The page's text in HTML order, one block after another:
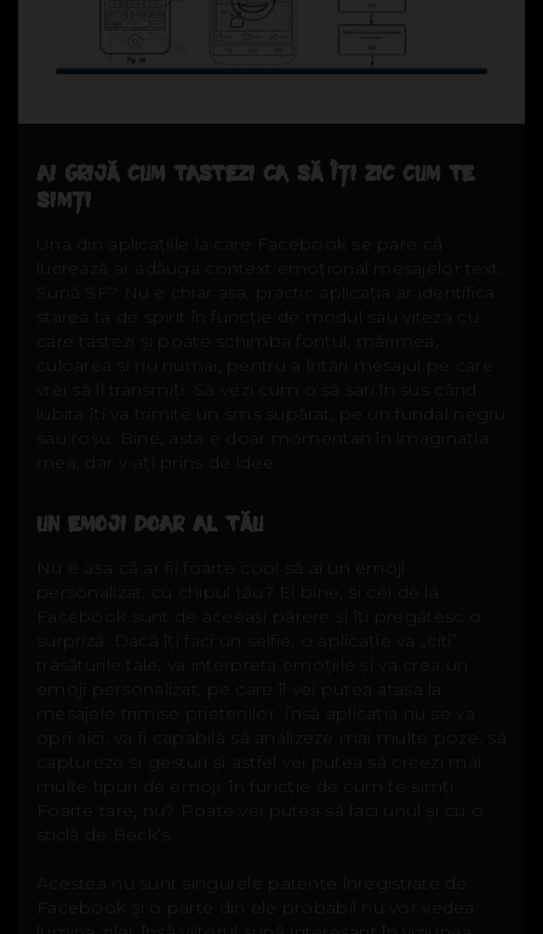
AI GRIJĂ CUM TASTEZI CA SĂ ÎȚI ZIC CUM TE
SIMȚI
Una din aplicațiile la care Facebook se pare că
lucrează ar adăuga context emoțional mesajelor text.
Sună SF? Nu e chiar așa, practic aplicația ar identifica
starea ta de spirit în funcție de modul sau viteza cu
care tastezi și poate schimba fontul, mărimea,
culoarea și nu numai, pentru a întări mesajul pe care
vrei să îl transmiți. Să vezi cum o să sari în sus când
iubita îți va trimite un sms supărat, pe un fundal negru
sau roșu. Bine, asta e doar momentan în imaginația
mea, dar v-ați prins de idee.
UN EMOJI DOAR AL TĂU
Nu e așa că ar fii foarte cool să ai un emoji
personalizat, cu chipul tău? Ei bine, și cei de la
Facebook sunt de aceeași părere și îți pregătesc o
surpriză. Dacă îți faci un selfie, o aplicație va „citi”
trăsăturile tale, va interpreta emoțiile și va crea un
emoji personalizat, pe care îl vei putea atașa la
mesajele trimise prietenilor. Însă aplicația nu se va
opri aici, va fi capabilă să analizeze mai multe poze, să
captureze și gesturi și astfel vei putea să creezi mai
multe tipuri de emoji, în funcție de cum te simți.
Foarte tare, nu? Poate vei putea să faci unul și cu o
sticlă de Beck’s.
Acestea nu sunt singurele patente înregistrate de
Facebook și o parte din ele probabil nu vor vedea